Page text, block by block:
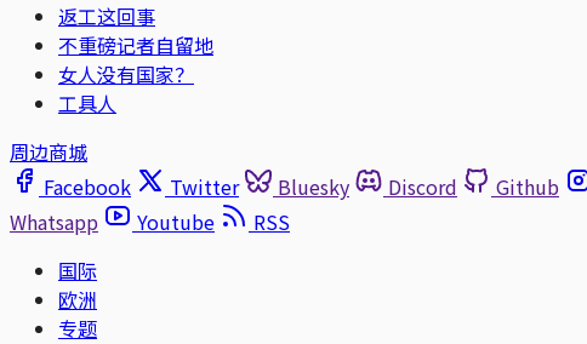
返工这回事
不重磅记者自留地
女人没有国家？
工具人
周边商城
Facebook
Twitter Bluesky Discord Github
Whatsapp
Youtube
RSS
国际
欧洲
专题